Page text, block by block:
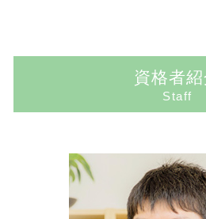
後遺障害慰謝料
民事再生とは 簡単に
任意整理とは
自己破産 デメリット
債務整理 クレジットカー
境界線トラブル
境界線トラブル 植木
任意売却 不動産
境界線トラブル 塀
任意売却 デメリット
任意売却 競売
顧問弁護士契約
企業法務 顧問弁護士
企業法務 資格
企業法務 弁護士
印西市 相続 弁護士
佐倉市 相続 弁護士
成田市 刑事事件 弁護士
佐倉市 企業法務 弁護士
資格者
Staff